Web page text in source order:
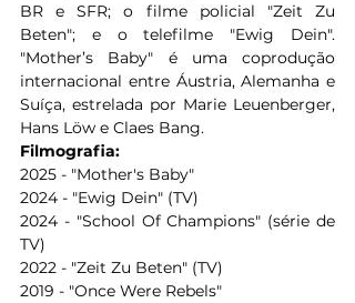
BR e SFR; o filme policial "Zeit Zu
Beten"; e o telefilme "Ewig Dein".
"Mother’s Baby" é uma coprodução
internacional entre Áustria, Alemanha e
Suíça, estrelada por Marie Leuenberger,
Hans Löw e Claes Bang.
Filmografia:
2025 - "Mother's Baby"
2024 - "Ewig Dein" (TV)
2024 - "School Of Champions" (série de
TV)
2022 - "Zeit Zu Beten" (TV)
2019 - "Once Were Rebels"